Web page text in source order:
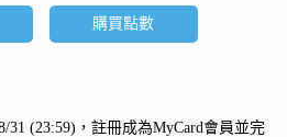
購買點數
31 (23:59)，註冊成為MyCard會員並完